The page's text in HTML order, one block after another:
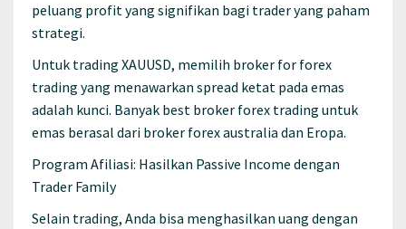
peluang profit yang signifikan bagi trader yang paham
strategi.
Untuk trading XAUUSD, memilih broker for forex
trading yang menawarkan spread ketat pada emas
adalah kunci. Banyak best broker forex trading untuk
emas berasal dari broker forex australia dan Eropa.
Program Afiliasi: Hasilkan Passive Income dengan
Trader Family
Selain trading, Anda bisa menghasilkan uang dengan